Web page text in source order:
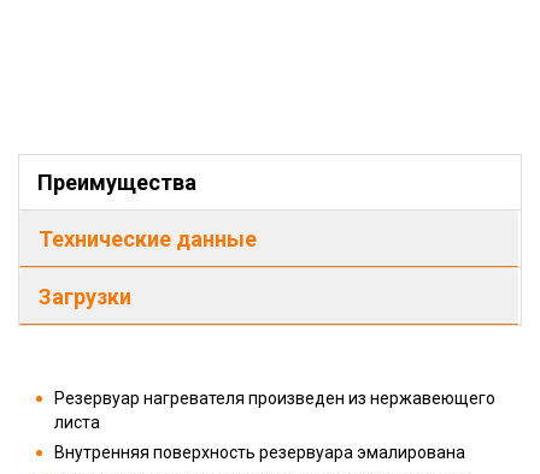
Преимущества
Технические данные
Загрузки
Резервуар нагревателя произведен из нержавеющего
листа
Внутренняя поверхность резервуара эмалирована